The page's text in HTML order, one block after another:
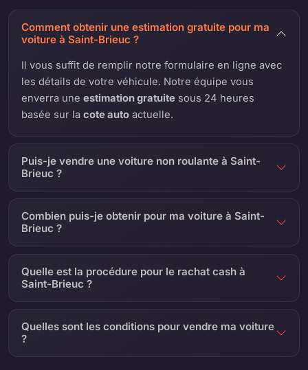
Comment obtenir une estimation gratuite pour ma
voiture à Saint-Brieuc ?
Il vous suffit de remplir notre formulaire en ligne avec
les détails de votre véhicule. Notre équipe vous
enverra uneestimation gratuite sous 24 heures
basée sur lacote auto actuelle.
Puis-je vendre une voiture non roulante à Saint-
Brieuc ?
Combien puis-je obtenir pour ma voiture à Saint-
Brieuc ?
Quelle est la procédure pour le rachat cash à
Saint-Brieuc ?
Quelles sont les conditions pour vendre ma voiture
?